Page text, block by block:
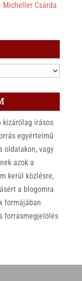
Micheller Csárda
kizárólag írásos
egyértelmű
oldalakon, vagy
azok a
kerül közlésre,
a blogomra
formájában
forrásmegjelölés